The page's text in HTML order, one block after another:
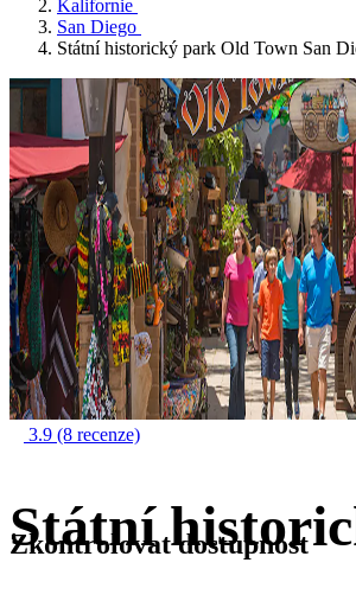
Kalifornie
San Diego
Státní historický park Old Town San
3.9 (8 recenze)
Státní
Zkontrolovat dostupnost